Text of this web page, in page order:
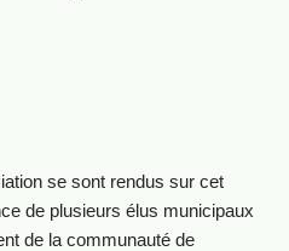
se sont rendus sur cet
de plusieurs élus municipaux
de la communauté de